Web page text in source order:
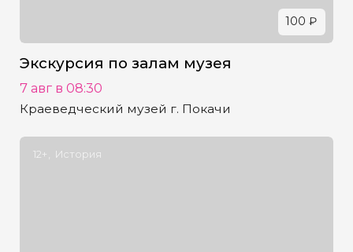
100 ₽
Экскурсия по залам музея
7 авг в 08:30
Краеведческий музей г. Покачи
12+ История